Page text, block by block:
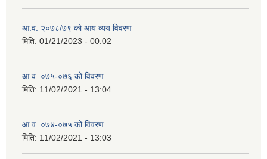
आ.व. २०७८/७९ को आय व्यय विवरण
मिति: 01/21/2023 - 00:02
आ.व. ०७५-०७६ को विवरण
मिति: 11/02/2021 - 13:04
आ.व. ०७४-०७५ को विवरण
मिति: 11/02/2021 - 13:03